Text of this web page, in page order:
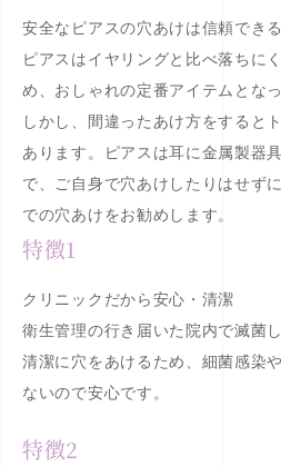
安全なピアスの穴あけは信頼でき
ピアスはイヤリングと比べ落ちに
め、おしゃれの定番アイテムとな
しかし、間違ったあけ方をすると
あります。ピアスは耳に金属製器
で、ご自身で穴あけしたりはせず
での穴あけをお勧めします。
特徴1
クリニックだから安心・清潔
衛生管理の行き届いた院内で滅菌
清潔に穴をあけるため、細菌感染
ないので安心です。
特徴2